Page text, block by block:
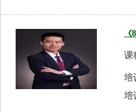
课
培
培